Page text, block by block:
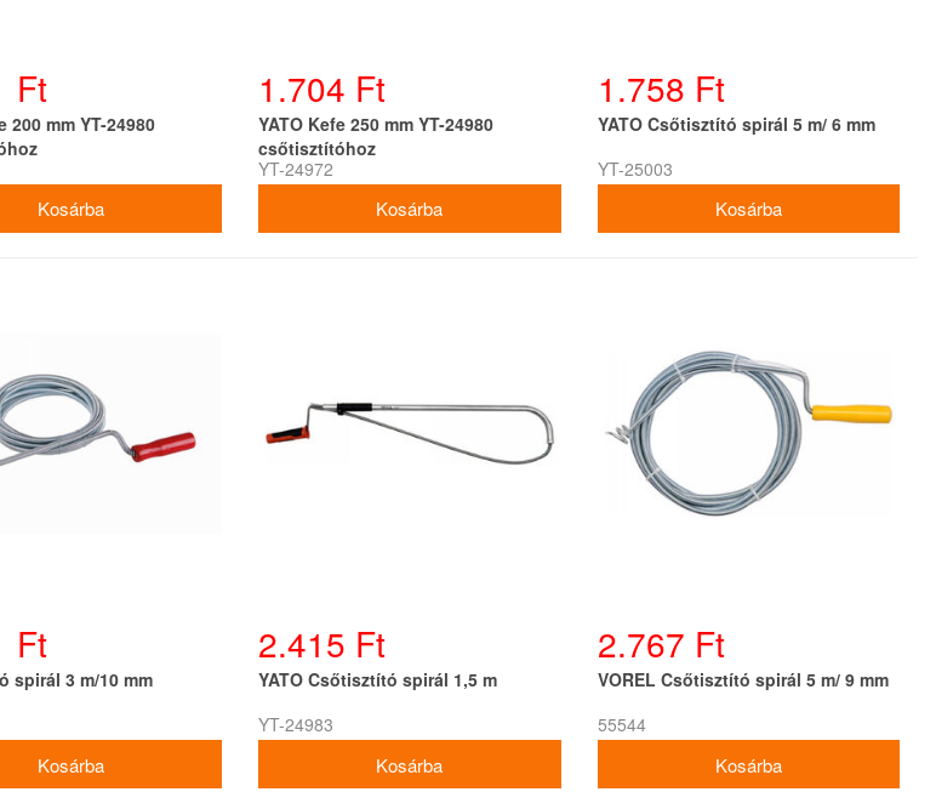
Ft
200 mm YT-24980
1.704 Ft
YATO Kefe 250 mm YT-24980
csőtisztítóhoz
YT-24972
1.758 Ft
YATO Csőtisztító spirál 5 m/ 6 mm
YT-25003
Ft
spirál 3 m/10 mm
2.415 Ft
YATO Csőtisztító spirál 1,5 m
YT-24983
2.767 Ft
VOREL Csőtisztító spirál 5 m/ 9 mm
55544